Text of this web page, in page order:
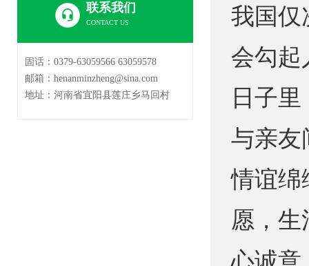
联系我们
CONTACT US
固话：0379-63059566 63059578
邮箱：henanminzheng@sina.com
地址：河南省宜阳县莲庄乡马回村
我国仅
会勾
日子
与亲友
情谊绵
愿，生
心诚意